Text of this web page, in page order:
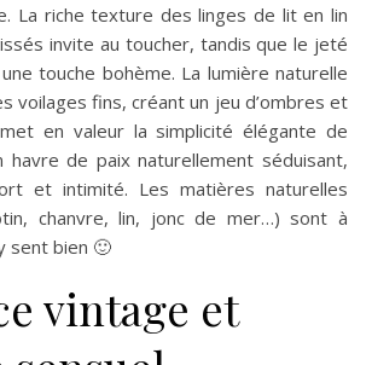
La riche texture des linges de lit en lin
invite au toucher, tandis que le jeté
touche bohème. La lumière naturelle
voilages fins, créant un jeu d’ombres et
en valeur la simplicité élégante de
havre de paix naturellement séduisant,
et intimité. Les matières naturelles
chanvre, lin, jonc de mer…) sont à
sent bien 🙂
vintage et